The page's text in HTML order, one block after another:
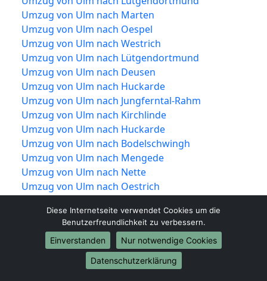
Umzug von Ulm nach Marten
Umzug von Ulm nach Oespel
Umzug von Ulm nach Westrich
Umzug von Ulm nach Lütgendortmund
Umzug von Ulm nach Deusen
Umzug von Ulm nach Huckarde
Umzug von Ulm nach Jungferntal-Rahm
Umzug von Ulm nach Kirchlinde
Umzug von Ulm nach Huckarde
Umzug von Ulm nach Bodelschwingh
Umzug von Ulm nach Mengede
Umzug von Ulm nach Nette
Umzug von Ulm nach Oestrich
Umzug von Ulm nach Westerfilde
Diese Internetseite verwendet Cookies um die
Benutzerfreundlichkeit zu verbessern.
Einverstanden
Nur notwendige Cookies
Datenschutzerklärung